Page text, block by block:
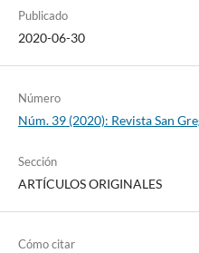
Publicado
2020-06-30
Número
Núm. 39 (2020): Revista San
Sección
ARTÍCULOS ORIGINALES
Cómo citar